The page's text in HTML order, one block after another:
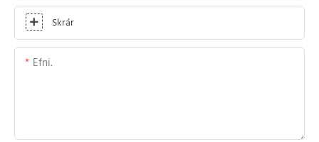
Skrár
Efni.